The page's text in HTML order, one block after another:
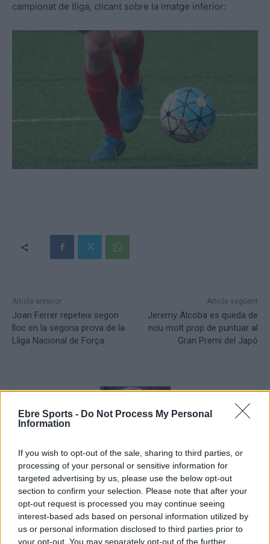
Ebre Sports - Do Not Process My Personal
Information
If you wish to opt-out of the sale, sharing to third parties, or
processing of your personal or sensitive information for
targeted advertising by us, please use the below opt-out
section to confirm your selection. Please note that after your
opt-out request is processed you may continue seeing
interest-based ads based on personal information utilized by
us or personal information disclosed to third parties prior to
your opt-out. You may separately opt-out of the further
campionat de lliga, clicant sobre la imatge inferior:
Article anterior
Joan Ferrer repeteix segon
lloc en la segona prova de la
Lliga Nacional de Força
Article següent
Jeremy Alcoba es queda de
nou molt prop de puntuar al
Gran Premi del Japó
Enric Alguero
ARTICLES RELACIONATS